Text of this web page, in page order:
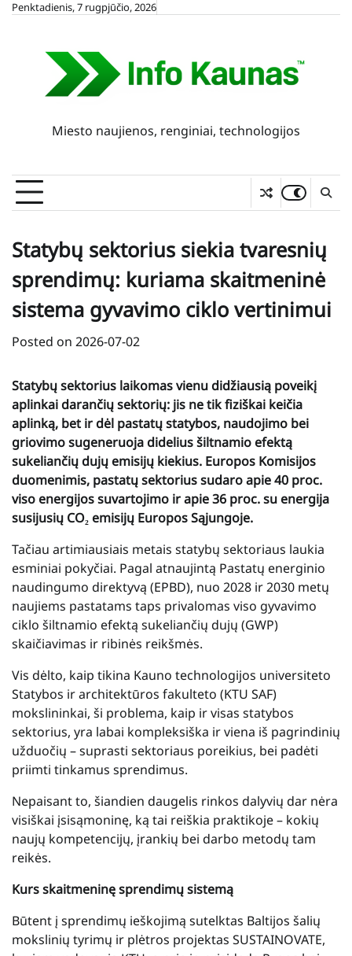
SkipPenktadienis, 7 rugpjūčio, 2026
Miesto naujienos, renginiai, technologijos
Statybų sektorius siekia tvaresnių
sprendimų: kuriama skaitmeninė
sistema gyvavimo ciklo vertinimui
Posted on 2026-07-02
Statybų sektorius laikomas vienu didžiausią poveikį
aplinkai darančių sektorių: jis ne tik fiziškai keičia
aplinką, bet ir dėl pastatų statybos, naudojimo bei
griovimo sugeneruoja didelius šiltnamio efektą
sukeliančių dujų emisijų kiekius. Europos Komisijos
duomenimis, pastatų sektorius sudaro apie 40 proc.
viso energijos suvartojimo ir apie 36 proc. su energija
susijusių CO₂ emisijų Europos Sąjungoje.
Tačiau artimiausiais metais statybų sektoriaus laukia
esminiai pokyčiai. Pagal atnaujintą Pastatų energinio
naudingumo direktyvą (EPBD), nuo 2028 ir 2030 metų
naujiems pastatams taps privalomas viso gyvavimo
ciklo šiltnamio efektą sukeliančių dujų (GWP)
skaičiavimas ir ribinės reikšmės.
Vis dėlto, kaip tikina Kauno technologijos universiteto
Statybos ir architektūros fakulteto (KTU SAF)
mokslininkai, ši problema, kaip ir visas statybos
sektorius, yra labai kompleksiška ir viena iš pagrindinių
užduočių – suprasti sektoriaus poreikius, bei padėti
priimti tinkamus sprendimus.
Nepaisant to, šiandien daugelis rinkos dalyvių dar nėra
visiškai įsisąmoninę, ką tai reiškia praktikoje – kokių
naujų kompetencijų, įrankių bei darbo metodų tam
reikės.
Kurs skaitmeninę sprendimų sistemą
Būtent į sprendimų ieškojimą sutelktas Baltijos šalių
mokslinių tyrimų ir plėtros projektas SUSTAINOVATE,